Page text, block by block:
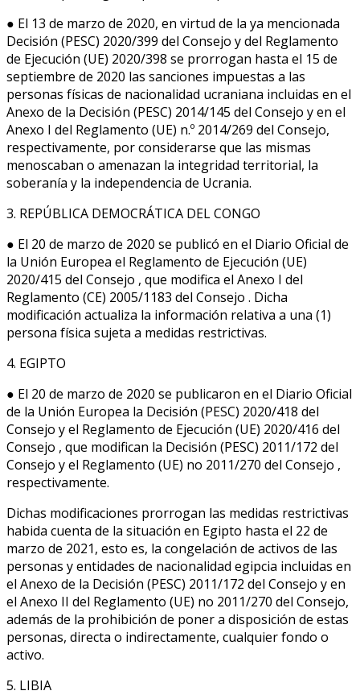
● El 13 de marzo de 2020, en virtud de la ya mencionada
Decisión (PESC) 2020/399 del Consejo y del Reglamento
de Ejecución (UE) 2020/398 se prorrogan hasta el 15 de
septiembre de 2020 las sanciones impuestas a las
personas físicas de nacionalidad ucraniana incluidas en el
Anexo de la Decisión (PESC) 2014/145 del Consejo y en el
Anexo I del Reglamento (UE) n.º 2014/269 del Consejo,
respectivamente, por considerarse que las mismas
menoscaban o amenazan la integridad territorial, la
soberanía y la independencia de Ucrania.
3. REPÚBLICA DEMOCRÁTICA DEL CONGO
● El 20 de marzo de 2020 se publicó en el Diario Oficial de
la Unión Europea el Reglamento de Ejecución (UE)
2020/415 del Consejo , que modifica el Anexo I del
Reglamento (CE) 2005/1183 del Consejo . Dicha
modificación actualiza la información relativa a una (1)
persona física sujeta a medidas restrictivas.
4. EGIPTO
● El 20 de marzo de 2020 se publicaron en el Diario Oficial
de la Unión Europea la Decisión (PESC) 2020/418 del
Consejo y el Reglamento de Ejecución (UE) 2020/416 del
Consejo , que modifican la Decisión (PESC) 2011/172 del
Consejo y el Reglamento (UE) no 2011/270 del Consejo ,
respectivamente.
Dichas modificaciones prorrogan las medidas restrictivas
habida cuenta de la situación en Egipto hasta el 22 de
marzo de 2021, esto es, la congelación de activos de las
personas y entidades de nacionalidad egipcia incluidas en
el Anexo de la Decisión (PESC) 2011/172 del Consejo y en
el Anexo II del Reglamento (UE) no 2011/270 del Consejo,
además de la prohibición de poner a disposición de estas
personas, directa o indirectamente, cualquier fondo o
activo.
5. LIBIA